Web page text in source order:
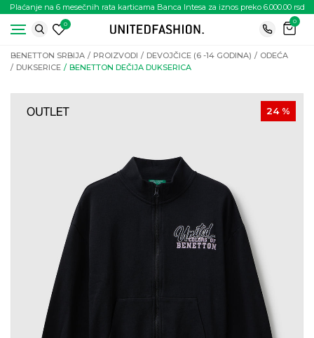
Plaćanje na 6 mesečnih rata karticama Banca Intesa za iznos preko 6.000.00 rsd
0
0
BENETTON SRBIJA PROIZVODI DEVOJČICE (6 -14 GODINA)
ODEĆA
DUKSERICE
BENETTON DEČIJA DUKSERICA
24 %